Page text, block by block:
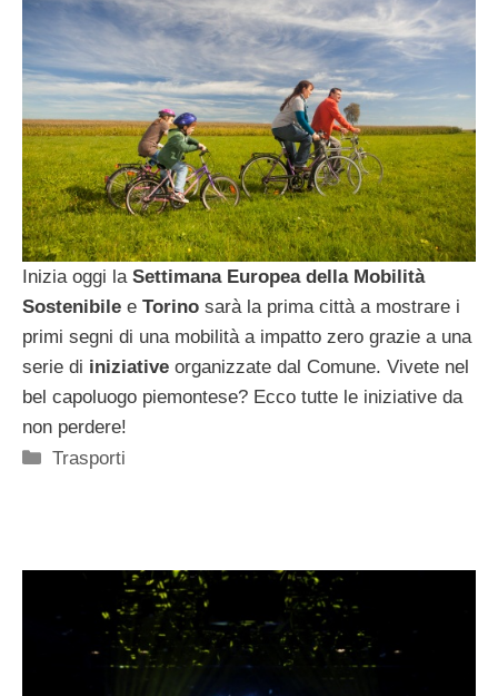
Inizia oggi la Settimana Europea della Mobilità
Sostenibile e Torino sarà la prima città a mostrare i
primi segni di una mobilità a impatto zero grazie a una
serie di iniziative organizzate dal Comune. Vivete nel
bel capoluogo piemontese? Ecco tutte le iniziative da
non perdere!
Categorie
Trasporti